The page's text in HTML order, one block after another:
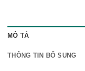
lượng
MÔ TẢ
THÔNG TIN BỔ SUNG